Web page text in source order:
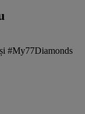
#My77Diamonds